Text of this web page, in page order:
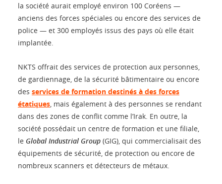
la société aurait employé environ 100 Coréens —
anciens des forces spéciales ou encore des services de
police — et 300 employés issus des pays où elle était
implantée.
NKTS offrait des services de protection aux personnes,
de gardiennage, de la sécurité bâtimentaire ou encore
des services de formation destinés à des forces
étatiques , mais également à des personnes se rendant
dans des zones de conflit comme l’Irak. En outre, la
société possédait un centre de formation et une filiale,
le Global Industrial Group (GIG), qui commercialisait des
équipements de sécurité, de protection ou encore de
nombreux scanners et détecteurs de métaux.